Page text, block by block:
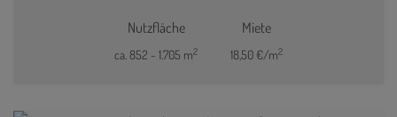
Nutzfläche
ca. 852 - 1.705 m2
Miete
18,50 €/m2